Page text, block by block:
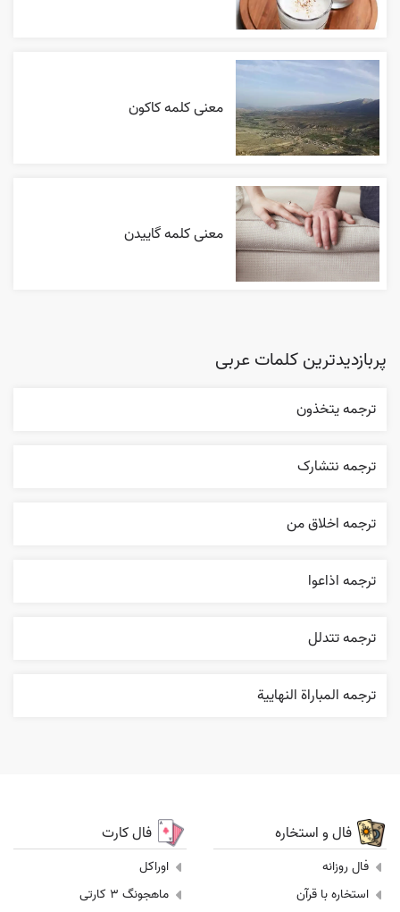
معنی کلمه کاکون
معنی کلمه گاییدن
پربازدیدترین کلمات عربی
ترجمه يتخذون
ترجمه نتشارک
ترجمه اخلاق من
ترجمه اذاعوا
ترجمه تتدلل
ترجمه المباراة النهایية
فال و استخاره
فال روزانه
استخاره با قرآن
فال کارت
اوراکل
ماهجونگ 3 کارتی